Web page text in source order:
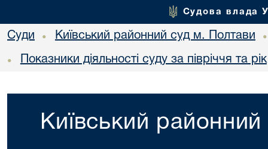
Судова влада
Суди • Київський районний суд м. Полтави •
• Показники діяльності суду за півріччя та рік
Київський